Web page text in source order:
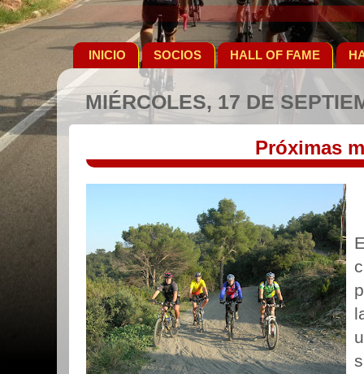
INICIO SOCIOS HALL OF FAME
MIÉRCOLES, 17 DE
Próximas